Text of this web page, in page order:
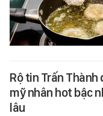
Rộ tin Trấn Thành
mỹ nhân hot bậc
lâu